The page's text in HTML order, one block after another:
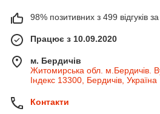
98% позитивних з 499 відгуків за
Працює з 10.09.2020
м. Бердичів
Житомирська обл. м.Бердичів.
Індекс 13300, Бердичів, Україна
Контакти